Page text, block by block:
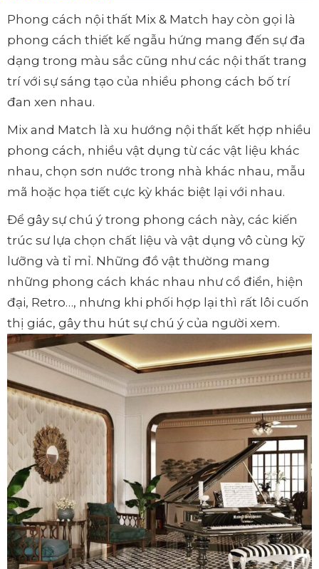
Phong cách nội thất Mix & Match hay còn gọi là
phong cách thiết kế ngẫu hứng mang đến sự đa
dạng trong màu sắc cũng như các nội thất trang
trí với sự sáng tạo của nhiều phong cách bố trí
đan xen nhau.
Mix and Match là xu hướng nội thất kết hợp nhiều
phong cách, nhiều vật dụng từ các vật liệu khác
nhau, chọn sơn nước trong nhà khác nhau, mẫu
mã hoặc họa tiết cực kỳ khác biệt lại với nhau.
Để gây sự chú ý trong phong cách này, các kiến
trúc sư lựa chọn chất liệu và vật dụng vô cùng kỹ
lưỡng và tỉ mỉ. Những đồ vật thường mang
những phong cách khác nhau như cổ điển, hiện
đại, Retro…, nhưng khi phối hợp lại thì rất lôi cuốn
thị giác, gây thu hút sự chú ý của người xem.